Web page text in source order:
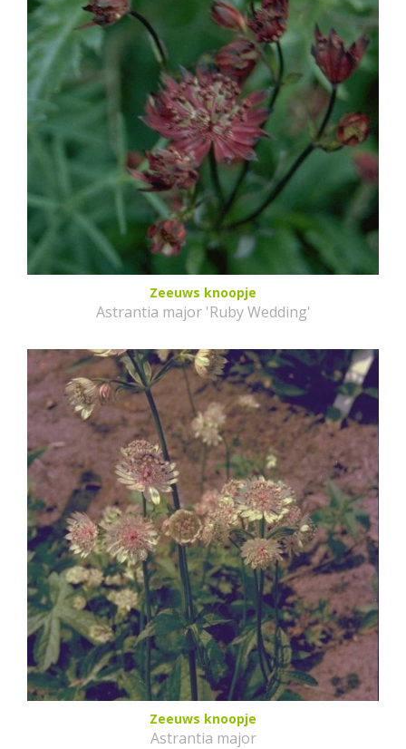
Zeeuws knoopje
Astrantia major 'Ruby Wedding'
Zeeuws knoopje
Astrantia major